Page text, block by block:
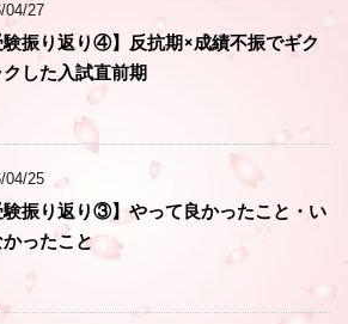
04/27
験振り返り④】反抗期×成績不振でギク
クした入試直前期
04/25
験振り返り③】やって良かったこと・い
かったこと